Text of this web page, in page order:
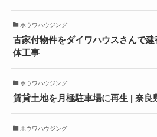
ホウワハウジング
古家付物件をダイワハウスさんで
体工事
ホウワハウジング
賃貸土地を月極駐車場に再生 | 奈良
ホウワハウジング